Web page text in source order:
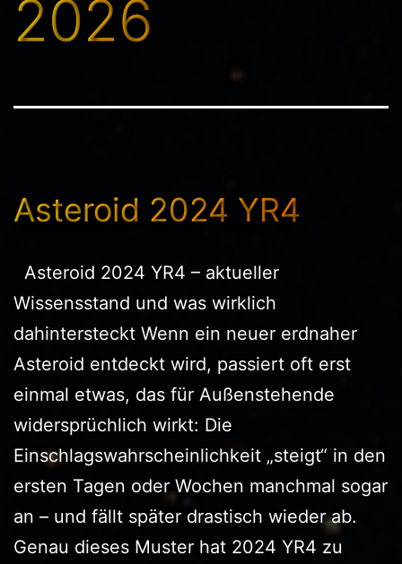
2026
Asteroid 2024 YR4
Asteroid 2024 YR4 – aktueller
Wissensstand und was wirklich
dahintersteckt Wenn ein neuer erdnaher
Asteroid entdeckt wird, passiert oft erst
einmal etwas, das für Außenstehende
widersprüchlich wirkt: Die
Einschlagswahrscheinlichkeit „steigt“ in den
ersten Tagen oder Wochen manchmal sogar
an – und fällt später drastisch wieder ab.
Genau dieses Muster hat 2024 YR4 zu